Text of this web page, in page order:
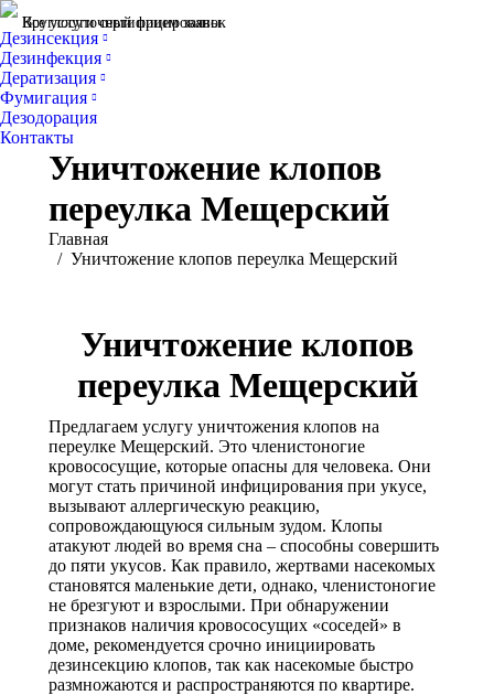
Все услуги сертифицированы
Круглосуточный прием заявок
Дезинсекция
Дезинфекция
Дератизация
Фумигация
Дезодорация
Контакты
Уничтожение клопов
переулка Мещерский
Вы здесь:
Главная
Уничтожение клопов переулка Мещерский
Уничтожение клопов
переулка Мещерский
Предлагаем услугу уничтожения клопов на
переулке Мещерский. Это членистоногие
кровососущие, которые опасны для человека. Они
могут стать причиной инфицирования при укусе,
вызывают аллергическую реакцию,
сопровождающуюся сильным зудом. Клопы
атакуют людей во время сна – способны совершить
до пяти укусов. Как правило, жертвами насекомых
становятся маленькие дети, однако, членистоногие
не брезгуют и взрослыми. При обнаружении
признаков наличия кровососущих «соседей» в
доме, рекомендуется срочно инициировать
дезинсекцию клопов, так как насекомые быстро
размножаются и распространяются по квартире.